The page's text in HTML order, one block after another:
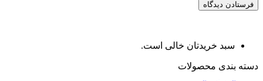
سبد خریدتان خالی است.
دسته بندی محصولات